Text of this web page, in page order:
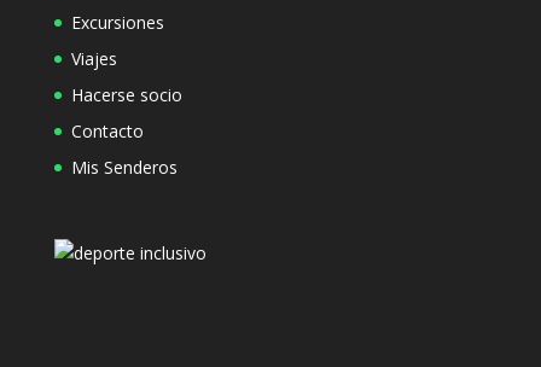
Excursiones
Viajes
Hacerse socio
Contacto
Mis Senderos